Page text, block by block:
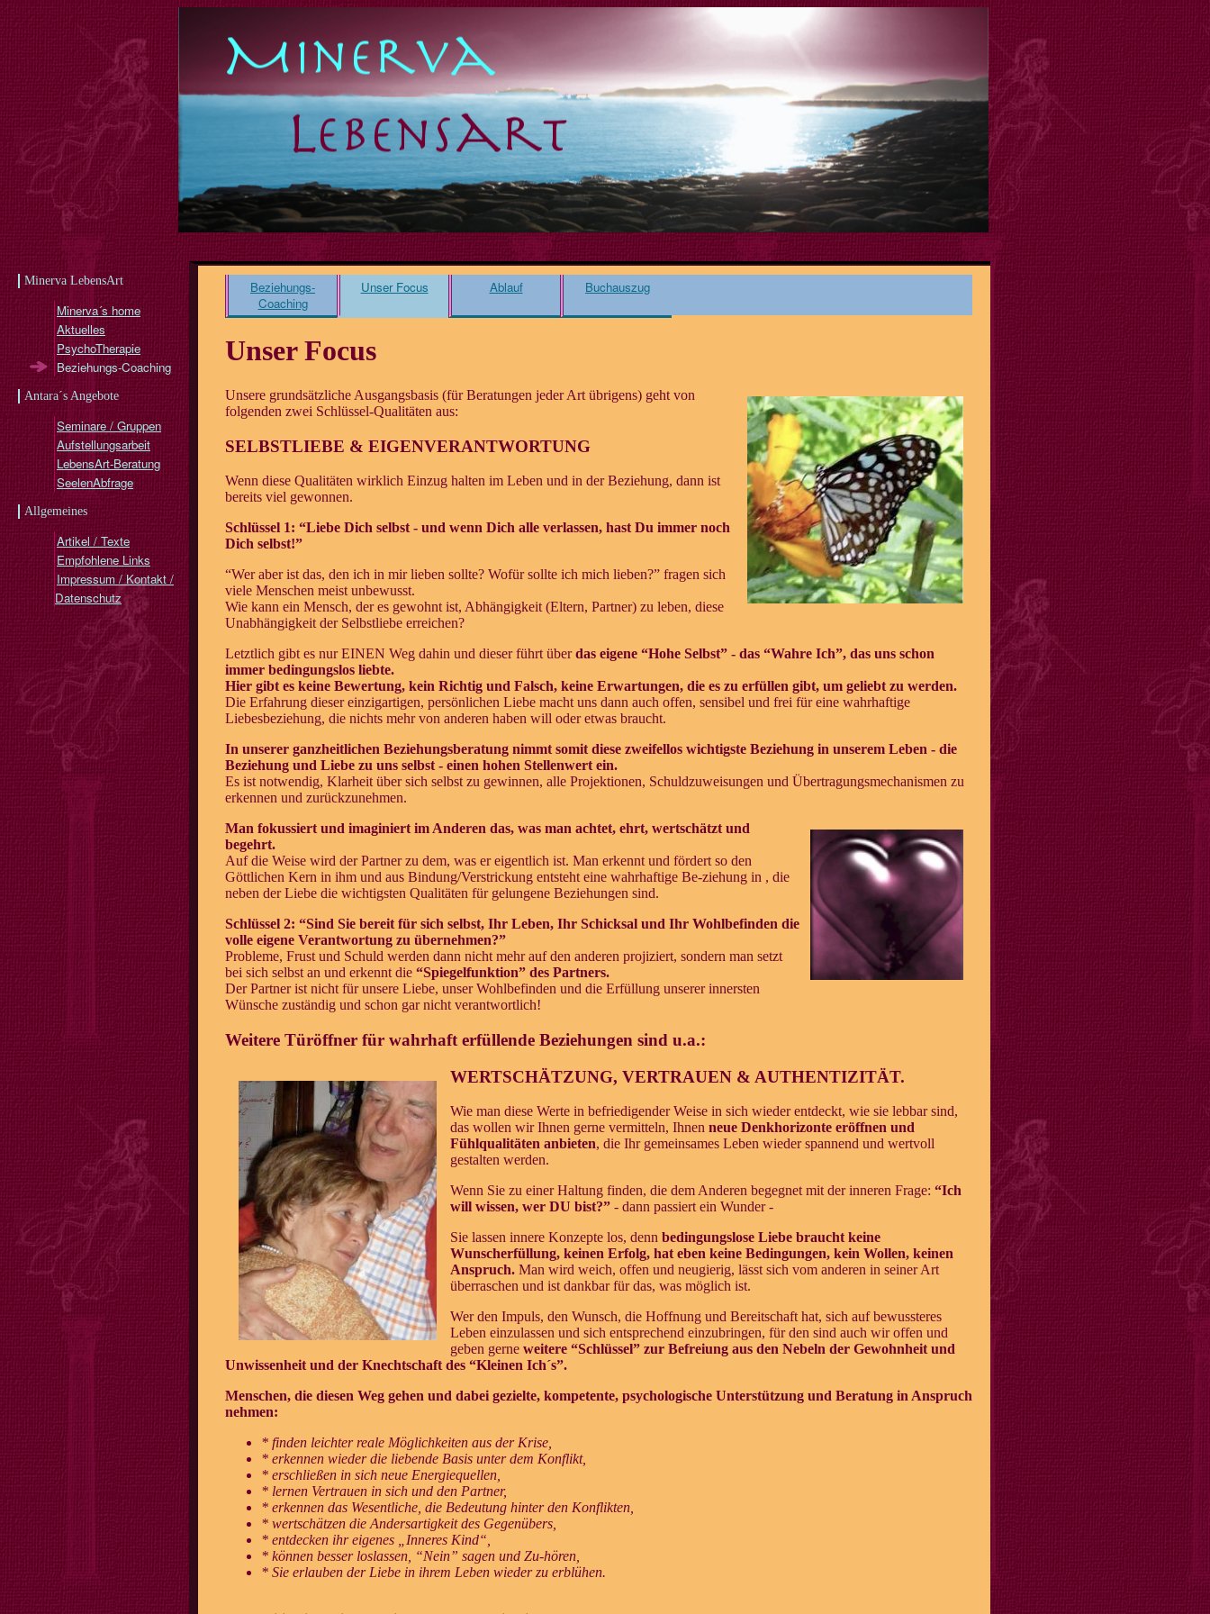
Minerva LebensArt
Minerva´s home
Aktuelles
PsychoTherapie
Beziehungs-Coaching
Antara´s Angebote
Seminare / Gruppen
Aufstellungsarbeit
LebensArt-Beratung
SeelenAbfrage
Allgemeines
Artikel / Texte
Empfohlene Links
Impressum / Kontakt /
Datenschutz
Beziehungs-
Coaching
Unser Focus Ablauf Buchauszug
Unser Focus
Unsere grundsätzliche Ausgangsbasis (für Beratungen jeder Art übrigens) geht von
folgenden zwei Schlüssel-Qualitäten aus:
SELBSTLIEBE & EIGENVERANTWORTUNG
Wenn diese Qualitäten wirklich Einzug halten im Leben und in der Beziehung, dann ist
bereits viel gewonnen.
Schlüssel 1: “Liebe Dich selbst - und wenn Dich alle verlassen, hast Du immer noch
Dich selbst!”
“Wer aber ist das, den ich in mir lieben sollte? Wofür sollte ich mich lieben?” fragen sich
viele Menschen meist unbewusst.
Wie kann ein Mensch, der es gewohnt ist, Abhängigkeit (Eltern, Partner) zu leben, diese
Unabhängigkeit der Selbstliebe erreichen?
Letztlich gibt es nur EINEN Weg dahin und dieser führt überdas eigene “Hohe Selbst” - das “Wahre Ich”, das uns schon
immer bedingungslos liebte.
Hier gibt es keine Bewertung, kein Richtig und Falsch, keine Erwartungen, die es zu erfüllen gibt, um geliebt zu werden.
Die Erfahrung dieser einzigartigen, persönlichen Liebe macht uns dann auch offen, sensibel und frei für eine wahrhaftige
Liebesbeziehung, die nichts mehr von anderen haben will oder etwas braucht.
In unserer ganzheitlichen Beziehungsberatung nimmt somit diese zweifellos wichtigste Beziehung in unserem Leben - die
Beziehung und Liebe zu uns selbst - einen hohen Stellenwert ein.
Es ist notwendig, Klarheit über sich selbst zu gewinnen, alle Projektionen, Schuldzuweisungen und Übertragungsmechanismen zu
erkennen und zurückzunehmen.
Man fokussiert und imaginiert im Anderen das, was man achtet, ehrt, wertschätzt und
begehrt.
Auf die Weise wird der Partner zu dem, was er eigentlich ist. Man erkennt und fördert so den
Göttlichen Kern in ihm und aus Bindung/Verstrickung entsteht eine wahrhaftige Be-ziehung in , die
neben der Liebe die wichtigsten Qualitäten für gelungene Beziehungen sind.
Schlüssel 2: “Sind Sie bereit für sich selbst, Ihr Leben, Ihr Schicksal und Ihr Wohlbefinden die
volle eigene Verantwortung zu übernehmen?”
Probleme, Frust und Schuld werden dann nicht mehr auf den anderen projiziert, sondern man setzt
bei sich selbst an und erkennt die “Spiegelfunktion” des Partners.
Der Partner ist nicht für unsere Liebe, unser Wohlbefinden und die Erfüllung unserer innersten
Wünsche zuständig und schon gar nicht verantwortlich!
Weitere Türöffner für wahrhaft erfüllende Beziehungen sind u.a.:
WERTSCHÄTZUNG, VERTRAUEN & AUTHENTIZITÄT.
Wie man diese Werte in befriedigender Weise in sich wieder entdeckt, wie sie lebbar sind,
das wollen wir Ihnen gerne vermitteln, Ihnen neue Denkhorizonte eröffnen und
Fühlqualitäten anbieten, die Ihr gemeinsames Leben wieder spannend und wertvoll
gestalten werden.
Wenn Sie zu einer Haltung finden, die dem Anderen begegnet mit der inneren Frage: “Ich
will wissen, wer DU bist?” - dann passiert ein Wunder -
Sie lassen innere Konzepte los, denn bedingungslose Liebe braucht keine
Wunscherfüllung, keinen Erfolg, hat eben keine Bedingungen, kein Wollen, keinen
Anspruch. Man wird weich, offen und neugierig, lässt sich vom anderen in seiner Art
überraschen und ist dankbar für das, was möglich ist.
Wer den Impuls, den Wunsch, die Hoffnung und Bereitschaft hat, sich auf bewussteres
Leben einzulassen und sich entsprechend einzubringen, für den sind auch wir offen und
geben gerne weitere “Schlüssel” zur Befreiung aus den Nebeln der Gewohnheit und
Unwissenheit und der Knechtschaft des “Kleinen Ich´s”.
Menschen, die diesen Weg gehen und dabei gezielte, kompetente, psychologische Unterstützung und Beratung in Anspruch
nehmen:
* finden leichter reale Möglichkeiten aus der Krise,
* erkennen wieder die liebende Basis unter dem Konflikt,
* erschließen in sich neue Energiequellen,
* lernen Vertrauen in sich und den Partner,
* erkennen das Wesentliche, die Bedeutung hinter den Konflikten,
* wertschätzen die Andersartigkeit des Gegenübers,
* entdecken ihr eigenes „Inneres Kind“,
* können besser loslassen, “Nein” sagen und Zu-hören,
* Sie erlauben der Liebe in ihrem Leben wieder zu erblühen.